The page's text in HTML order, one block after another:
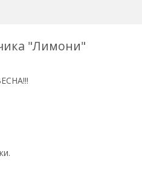
"Лимони"